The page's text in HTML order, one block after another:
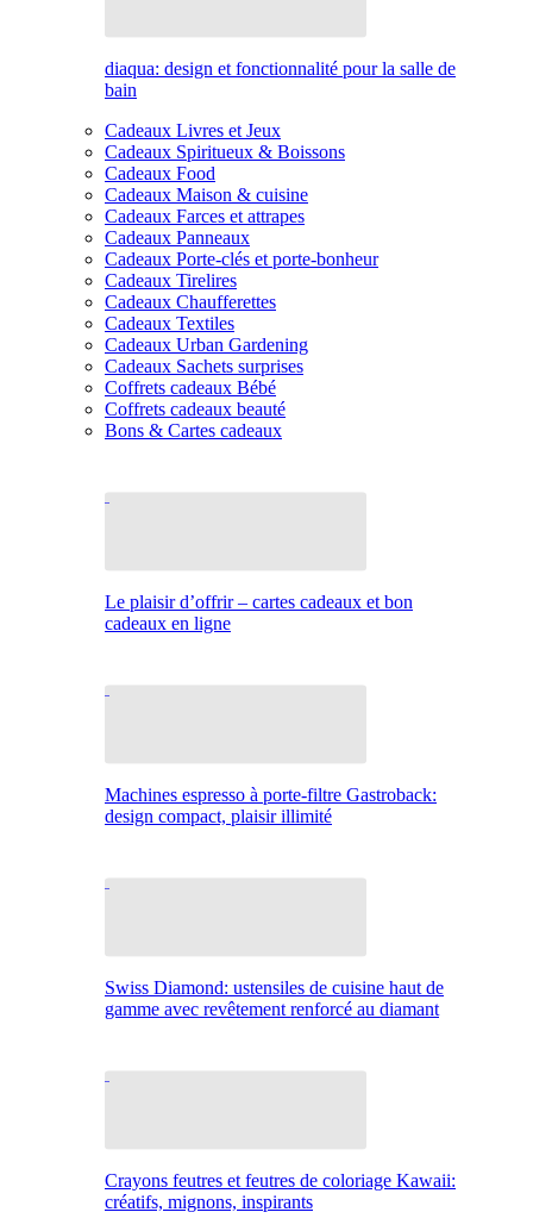
diaqua: design et fonctionnalité pour la salle de
bain
Cadeaux Livres et Jeux
Cadeaux Spiritueux & Boissons
Cadeaux Food
Cadeaux Maison & cuisine
Cadeaux Farces et attrapes
Cadeaux Panneaux
Cadeaux Porte-clés et porte-bonheur
Cadeaux Tirelires
Cadeaux Chaufferettes
Cadeaux Textiles
Cadeaux Urban Gardening
Cadeaux Sachets surprises
Coffrets cadeaux Bébé
Coffrets cadeaux beauté
Bons & Cartes cadeaux
Le plaisir d’offrir – cartes cadeaux et bon
cadeaux en ligne
Machines espresso à porte-filtre Gastroback:
design compact, plaisir illimité
Swiss Diamond: ustensiles de cuisine haut de
gamme avec revêtement renforcé au diamant
Crayons feutres et feutres de coloriage Kawaii:
créatifs, mignons, inspirants